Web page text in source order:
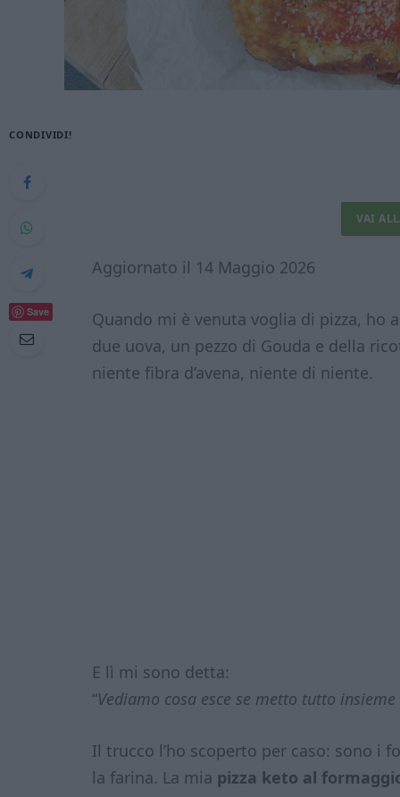
CONDIVIDI!
Save
VAI
Aggiornato il 14 Maggio 2026
Quando mi è venuta voglia di pizza,
due uova, un pezzo di Gouda e della
niente fibra d’avena, niente di niente.
E lì mi sono detta:
“Vediamo cosa esce se metto tutto
Il trucco l’ho scoperto per caso: sono i
la farina. La mia pizza keto al